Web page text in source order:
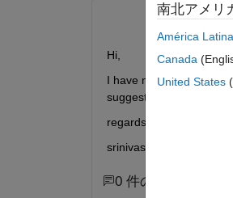
Hi,
I have nonlinear bode
suggest me any matlab
regards,
srinivas.
0 件のコメント
南北アメリ
América Latina
Canada
United States